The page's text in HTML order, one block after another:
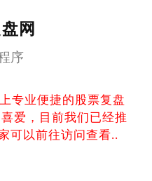
网
序
专业便捷的股票复盘
爱，目前我们已经推
可以前往访问查看..